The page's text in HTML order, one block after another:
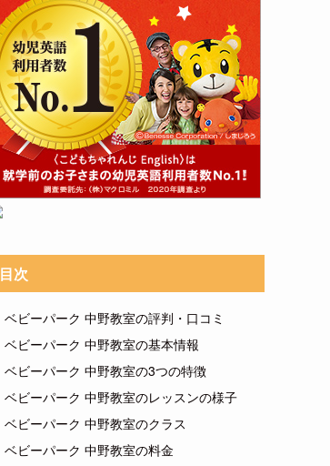
目次
ベビーパーク 中野教室の評判・口コミ
ベビーパーク 中野教室の基本情報
ベビーパーク 中野教室の3つの特徴
ベビーパーク 中野教室のレッスンの様子
ベビーパーク 中野教室のクラス
ベビーパーク 中野教室の料金